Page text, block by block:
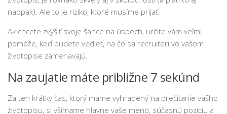
naopak). Ale to je riziko, ktoré musíme prijať.
Ak chcete zvýšiť svoje šance na úspech, určite vám veľmi
pomôže, keď budete vedieť, na čo sa recruiteri vo vašom
životopise zameriavajú.
Na zaujatie máte približne 7 sekúnd
Za ten krátky čas, ktorý máme vyhradený na prečítanie vášho
životopisu, si všímame hlavne vaše meno, súčasnú pozíciu a